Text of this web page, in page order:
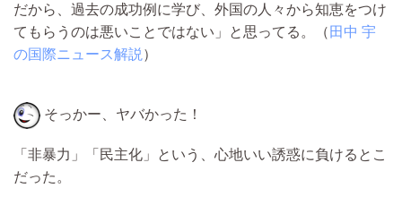
だから、過去の成功例に学び、外国の人々から知恵をつけ
てもらうのは悪いことではない」と思ってる。（ 田中 宇
の国際ニュース解説 ）
そっかー、ヤバかった！
「非暴力」「民主化」という、心地いい誘惑に負けるとこ
だった。